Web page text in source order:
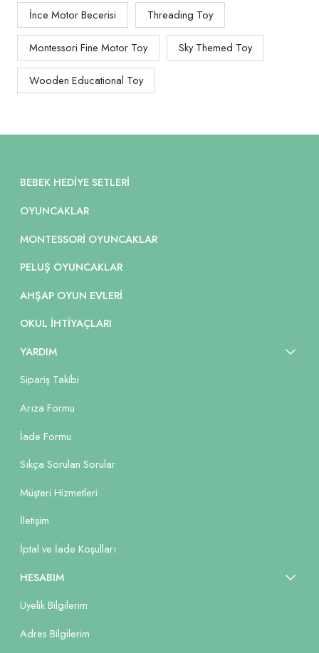
İnce Motor Becerisi Threading Toy
Montessori Fine Motor Toy Sky Themed Toy
Wooden Educational Toy
BEBEK HEDIYE SETLERI
OYUNCAKLAR
MONTESSORI OYUNCAKLAR
PELUŞ OYUNCAKLAR
AHŞAP OYUN EVLERI
OKUL İHTIYAÇLARI
YARDIM
Sipariş Takibi
Arıza Formu
İade Formu
Sıkça Sorulan Sorular
Müşteri Hizmetleri
İletişim
İptal ve İade Koşulları
HESABIM
Üyelik Bilgilerim
Adres Bilgilerim